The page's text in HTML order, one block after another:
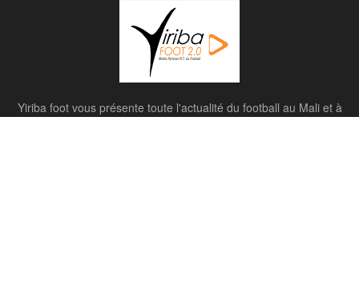
Yiriba foot vous présente toute l'actualité du football au Mali et à